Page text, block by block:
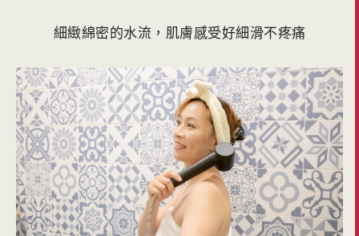
細緻綿密的水流，肌膚感受好細滑不疼痛